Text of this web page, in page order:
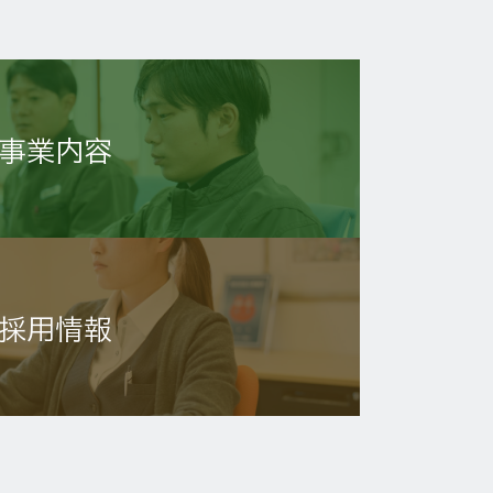
業内容
用情報